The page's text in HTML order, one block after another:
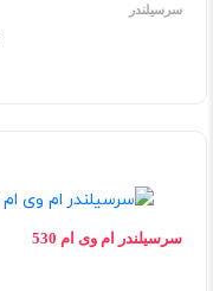
سرسیلندر
سرسیلندر ام وی ام 530